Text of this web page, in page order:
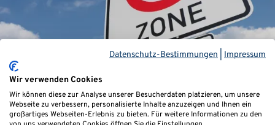
Datenschutz-Bestimmungen Impressum
Wir verwenden Cookies
Wir können diese zur Analyse unserer Besucherdaten platzieren, um unsere
Webseite zu verbessern, personalisierte Inhalte anzuzeigen und Ihnen ein
großartiges Webseiten-Erlebnis zu bieten. Für weitere Informationen zu den